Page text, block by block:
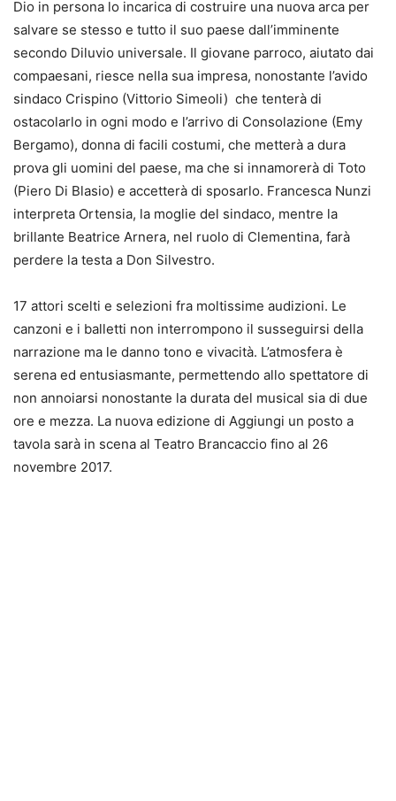
Dio in persona lo incarica di costruire una nuova arca per
salvare se stesso e tutto il suo paese dall’imminente
secondo Diluvio universale. Il giovane parroco, aiutato dai
compaesani, riesce nella sua impresa, nonostante l’avido
sindaco Crispino (Vittorio Simeoli) che tenterà di
ostacolarlo in ogni modo e l’arrivo di Consolazione (Emy
Bergamo), donna di facili costumi, che metterà a dura
prova gli uomini del paese, ma che si innamorerà di Toto
(Piero Di Blasio) e accetterà di sposarlo. Francesca Nunzi
interpreta Ortensia, la moglie del sindaco, mentre la
brillante Beatrice Arnera, nel ruolo di Clementina, farà
perdere la testa a Don Silvestro.
17 attori scelti e selezioni fra moltissime audizioni. Le
canzoni e i balletti non interrompono il susseguirsi della
narrazione ma le danno tono e vivacità. L’atmosfera è
serena ed entusiasmante, permettendo allo spettatore di
non annoiarsi nonostante la durata del musical sia di due
ore e mezza. La nuova edizione di Aggiungi un posto a
tavola sarà in scena al Teatro Brancaccio fino al 26
novembre 2017.